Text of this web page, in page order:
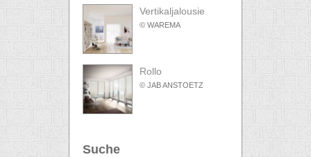
Vertikaljalousie
© WAREMA
Rollo
© JAB ANSTOETZ
Suche